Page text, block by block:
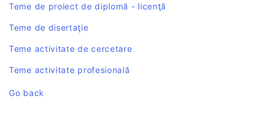
Teme de proiect de diplomă - licenţă
Teme de disertaţie
Teme activitate de cercetare
Teme activitate profesională
Go back